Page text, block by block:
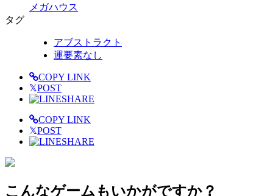
メガハウス
タグ
アブストラクト
運要素なし
COPY LINK
𝕏POST
SHARE
COPY LINK
𝕏POST
SHARE
こんなゲームもいかがですか？